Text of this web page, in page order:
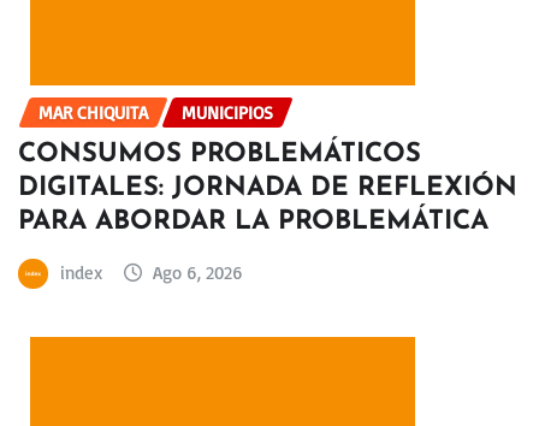
MAR CHIQUITA MUNICIPIOS
CONSUMOS PROBLEMÁTICOS
DIGITALES: JORNADA DE REFLEXIÓN
PARA ABORDAR LA PROBLEMÁTICA
index Ago 6, 2026